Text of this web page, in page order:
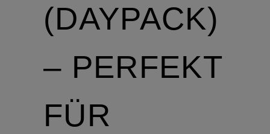
(DAYPACK)
– PERFEKT
FÜR